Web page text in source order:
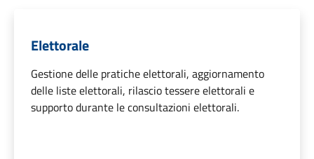
Elettorale
Gestione delle pratiche elettorali, aggiornamento
delle liste elettorali, rilascio tessere elettorali e
supporto durante le consultazioni elettorali.